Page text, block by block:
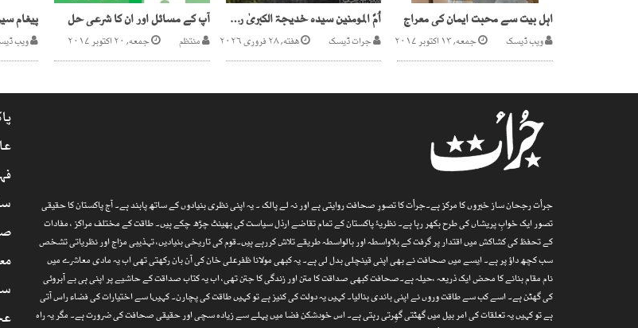
اہل بیت سے محبت ایمان کی معراج
ویب ڈیسک جمعه, ۱۳ اکتوبر ۲۰۱۷
اُمّ المومنین سیدہ خدیجۃ الکبریٰ رضی اللہ عنہا
جرات ڈیسک هفته, ۲۸ فروری ۲۰۲۶
آپ کے مسائل اور ان کا شرعی حل
منتظم جمعه, ۲۰ اکتوبر ۲۰۱۷
پیغام
ویب
جرأت رجحان ساز خبروں کا مرکز ہے۔جرأت کا تصورِ صحافت روایتی ہے اور نہ لے پالک ۔ یہ اپنی نظری بنیادوں کے ساتھ پابند ہے۔ آج پاکستان کا حقیقی
تصور ایک خوابِ پریشاں کی طرح بکھر رہا ہے۔ نظریۂ پاکستان کے تمام تقاضے ارذل سیاست کی بھینٹ چڑھ چکے ہیں۔ طاقت کے مختلف مراکز ، مفادات
کے تحفظ کی کشاکش میں اقتدار پر گرفت کے بلاواسطہ اور بالواسطہ طریقے تلاش کررہے ہیں۔قوم کی تاریخی بنیادیں، تہذیبی مزاج اور نظریاتی تشخص
سب کچھ داؤ پر ہے۔ ایسے میں صحافت نے بھی اپنی قینچلی بدل لی ہے۔ یہ کبھی مولانا ظفرعلی خان کی آن بان رکھتی تھی اب یہ مادی معاشرے میں
نام مقام بنانے کا محض ایک ذریعہ ،حیلہ ہے۔صحافت کبھی صداقت کا متن اور زندگی کا جتن تھی، اب یہ کتاب صداقت کے حاشیے پر اپنی ہی بے آبروئی
کی گھٹن ہے۔ اسے کب سے طاقت وروں نے اپنی باندی بنالیا۔ کہیں یہ دولت کی کنیز ہے تو کہیں طاقت کی پچارن۔ کہیںا سے اختیارات کی فضاء راس آتی
ہے تو کہیں یہ تعلقات کی امر بیل میں گھٹتی گھِرتی رہتی ہے۔ اس خودشکن فضا میں پہلے سے زیادہ سچی اور حقیقی صحافت کی ضرورت ہے۔ مگر یہ راہ